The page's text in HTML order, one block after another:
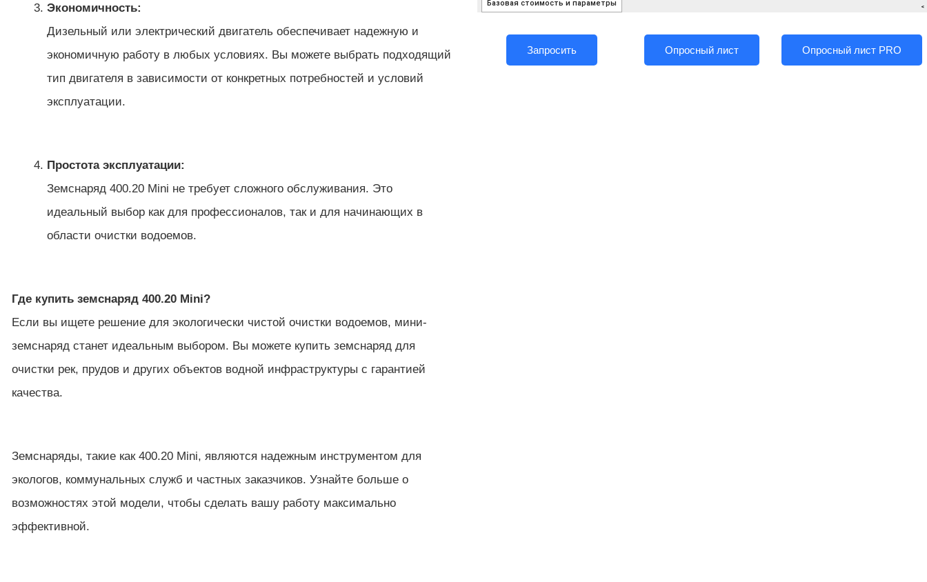
Экономичность:
Дизельный или электрический двигатель обеспечивает надежную и
экономичную работу в любых условиях. Вы можете выбрать подходящий
тип двигателя в зависимости от конкретных потребностей и условий
эксплуатации.
Простота эксплуатации:
Земснаряд 400.20 Mini не требует сложного обслуживания. Это
идеальный выбор как для профессионалов, так и для начинающих в
области очистки водоемов.
Где купить земснаряд 400.20 Mini?
Если вы ищете решение для экологически чистой очистки водоемов, мини-
земснаряд станет идеальным выбором. Вы можете купить земснаряд для
очистки рек, прудов и других объектов водной инфраструктуры с гарантией
качества.
Земснаряды, такие как 400.20 Mini, являются надежным инструментом для
экологов, коммунальных служб и частных заказчиков. Узнайте больше о
возможностях этой модели, чтобы сделать вашу работу максимально
эффективной.
Запросить Опросный лист Опросный лист PRO